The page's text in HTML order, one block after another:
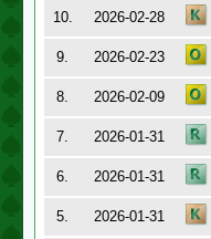
10.
2026-02-28
9.
2026-02-23
8.
2026-02-09
7.
2026-01-31
6.
2026-01-31
5.
2026-01-31